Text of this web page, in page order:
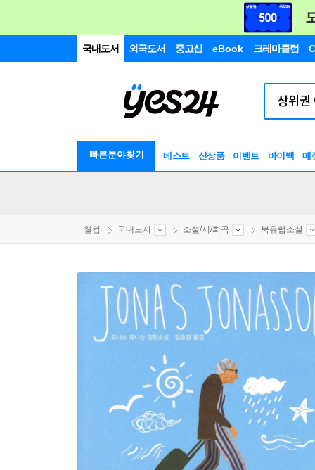
국내도서 외국도서 중고샵 eBook 크레마클럽
빠른분야찾기 베스트 신상품 이벤트 바이백 매
웰컴 국내도서 소설/시/희곡 북유럽소설